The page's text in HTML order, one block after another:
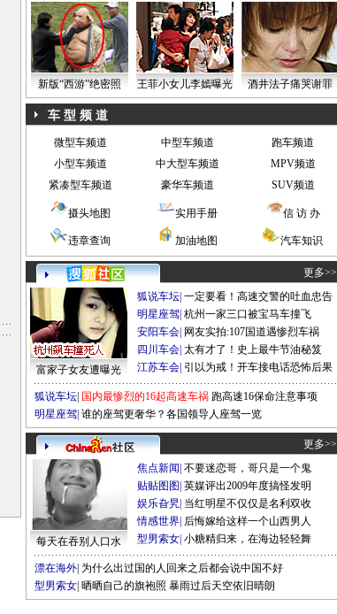
新版“西游”绝密照 王菲小女儿李嫣曝光 酒井法子痛哭谢罪
车 型 频 道
微型车频道 中型车频道
跑车频道
小型车频道
中大型车频道
MPV频道
紧凑型车频道
豪华车频道 SUV频道
摄头地图 实用手册 信 访 办
违章查询 加油地图 汽车知识
更多>>
富家子女友遭曝光
狐说车坛 一定要看！高速交警的吐血忠告
明星座驾 杭州一家三口被宝马车撞飞
安阳车会 网友实拍:107国道遇惨烈车祸
四川车会 太有才了！史上最牛节油秘笈
江苏车会 引以为戒！开车接电话恐怖后果
狐说车坛 国内最惨烈的16起高速车祸 跑高速16保命注意事项
明星座驾 谁的座驾更奢华？各国领导人座驾一览
更多>>
每天在吞别人口水
焦点新闻 不要迷恋哥，哥只是一个鬼
贴贴图图 英媒评出2009年度搞怪发明
娱乐旮旯 当红明星不仅仅是名利双收
情感世界 后悔嫁给这样一个山西男人
型男索女 小糖精归来，在海边轻轻舞
漂在海外 为什么出过国的人回来之后都会说中国不好
型男索女 晒晒自己的旗袍照 暴雨过后天空依旧晴朗